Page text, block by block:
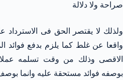
صراحة ولا دلالة
ولذلك لا يقتصر الحق فى الاسترداد
واقعا عن غلط كما يلزم بدفع فوائد
بوصفه فوائد مستحقة عليه وانما